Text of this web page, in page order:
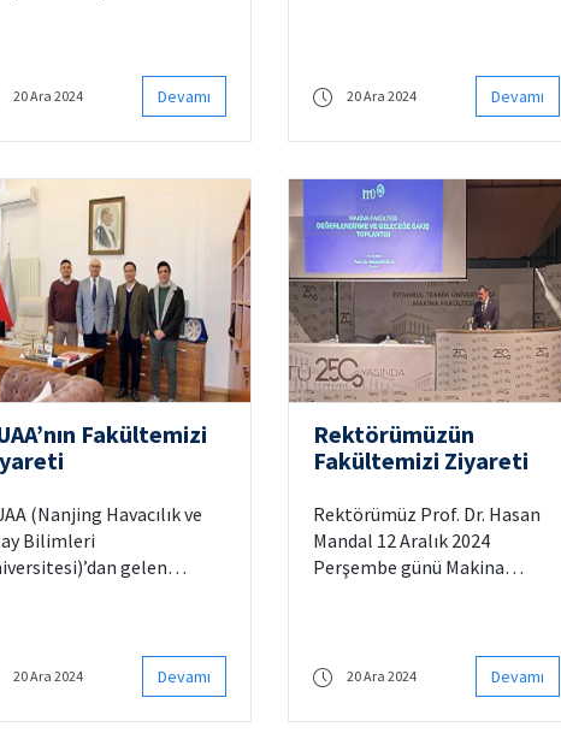
tebrik ederiz.
20 Ara 2024 Devamı
3.’lük elde etti. Kendilerini
başarılarının devamını
diliyoruz.
20 Ara 2024 Devamı
Fakültemizi
(Nanjing Havacılık ve
Bilimleri
gelen
ve işbirliği
yapıldığı bir
gerçekleştirilmiştir.
20 Ara 2024 Devamı
Rektörümüzün
Fakültemizi Ziyareti
Rektörümüz Prof. Dr. Hasan
Mandal 12 Aralık 2024
Perşembe günü Makina
Salonu’nda 08.00-10.00
saatleri arasında Rektörümüz
tarafından bir sunum yapılmış
20 Ara 2024 Devamı